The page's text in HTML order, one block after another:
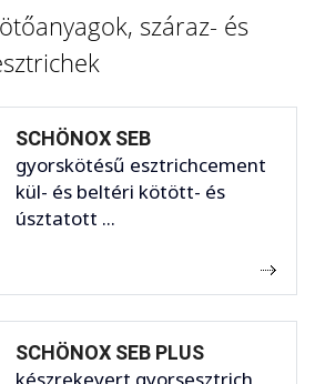
száraz- és
SCHÖNOX SEB
gyorskötésű esztrichcement
kül- és beltéri kötött- és
úsztatott ...
SCHÖNOX SEB PLUS